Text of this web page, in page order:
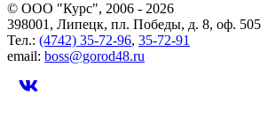
© ООО "Курс", 2006 - 2026
398001, Липецк, пл. Победы, д. 8, оф. 505
Тел.: (4742) 35-72-96, 35-72-91
email: boss@gorod48.ru